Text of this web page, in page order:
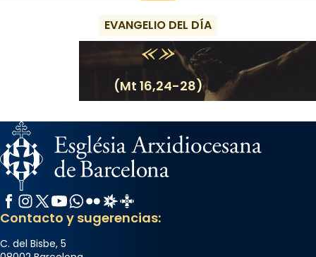
EVANGELIO DEL DÍA
(Mt 16,24-28)
Facebook
Instagram
X / Twitter
YouTube
WhatsApp
FlickrRadio Estel
Catalunya Cristiana
Contacto y sugerencias:
C. del Bisbe, 5